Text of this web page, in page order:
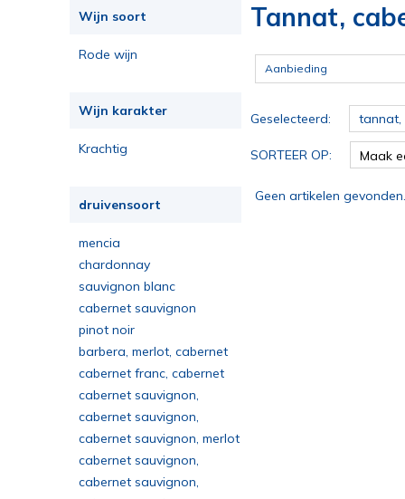
Wijn soort
Rode wijn
Wijn karakter
Krachtig
druivensoort
mencia
chardonnay
sauvignon blanc
cabernet sauvignon
pinot noir
barbera, merlot, cabernet
sauvignon
cabernet franc, cabernet
sauvignon, merlot
cabernet sauvignon,
cabernet franc, merlot, petit
verdot, carménère
cabernet sauvignon,
malbec, petit verdot
cabernet sauvignon, merlot
cabernet sauvignon,
merlot, cabernet franc
cabernet sauvignon,
Tannat,
Aanbieding
Geselecteerd: tannat,
SORTEER OP: Maak
Geen artikelen gevonden.